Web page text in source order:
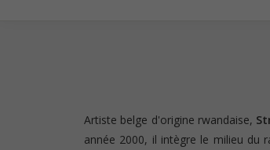
Artiste belge d'origine rwandaise,
année 2000, il intègre le milieu du